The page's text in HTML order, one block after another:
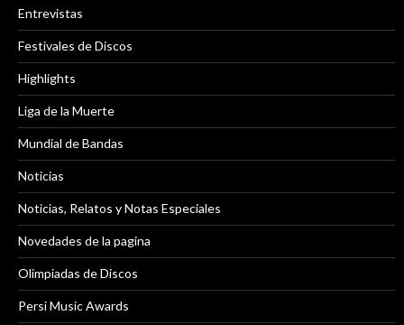
Entrevistas
Festivales de Discos
Highlights
Liga de la Muerte
Mundial de Bandas
Noticias
Noticias, Relatos y Notas Especiales
Novedades de la pagina
Olimpiadas de Discos
Persi Music Awards